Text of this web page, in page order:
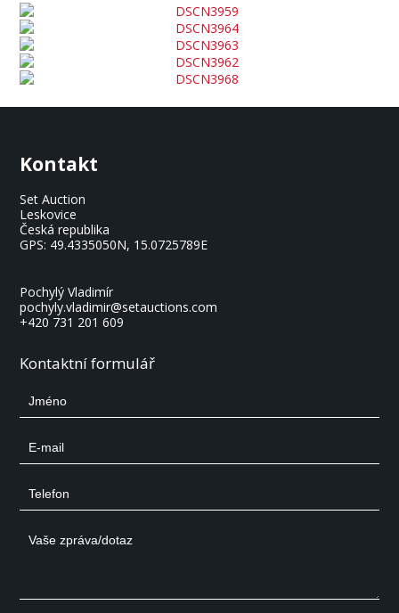
Kontakt
Set Auction
Leskovice
Česká republika
GPS: 49.4335050N, 15.0725789E
Pochylý Vladimír
pochyly.vladimir@setauctions.com
+420 731 201 609
Kontaktní formulář